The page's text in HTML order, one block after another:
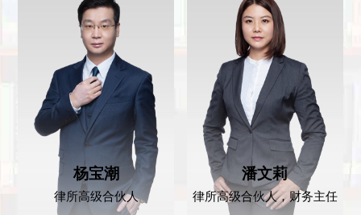
杨宝潮
律所高级合伙人
潘文莉
律所高级合伙人，财务主任